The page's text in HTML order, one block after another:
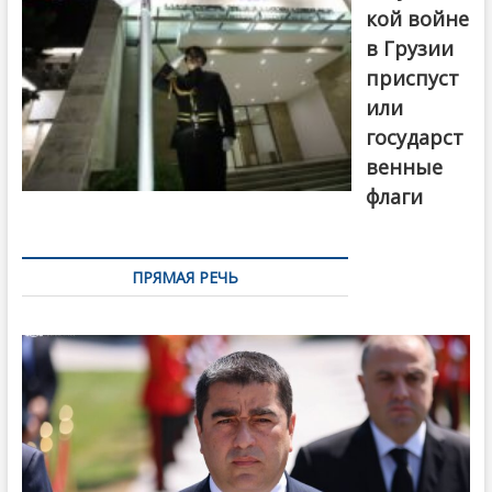
кой войне
в Грузии
приспуст
или
государст
венные
флаги
ПРЯМАЯ РЕЧЬ